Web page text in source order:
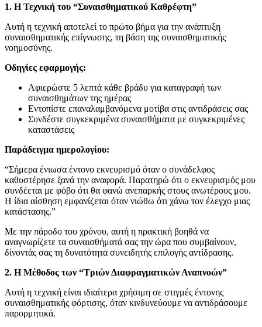
1. Η Τεχνική του “Συναισθηματικού Καθρέφτη”
Αυτή η τεχνική αποτελεί το πρώτο βήμα για την ανάπτυξη
συναισθηματικής επίγνωσης, τη βάση της συναισθηματικής
νοημοσύνης.
Οδηγίες εφαρμογής:
Αφιερώστε 5 λεπτά κάθε βράδυ για καταγραφή των
συναισθημάτων της ημέρας
Εντοπίστε επαναλαμβανόμενα μοτίβα στις αντιδράσεις σας
Συνδέστε συγκεκριμένα συναισθήματα με συγκεκριμένες
καταστάσεις
Παράδειγμα ημερολογίου:
“Σήμερα ένιωσα έντονο εκνευρισμό όταν ο συνάδελφος
καθυστέρησε ξανά την αναφορά. Παρατηρώ ότι ο εκνευρισμός μου
συνδέεται με φόβο ότι θα φανώ ανεπαρκής στους ανωτέρους μου.
Η ίδια αίσθηση εμφανίζεται όταν νιώθω ότι χάνω τον έλεγχο μιας
κατάστασης.”
Με την πάροδο του χρόνου, αυτή η πρακτική βοηθά να
αναγνωρίζετε τα συναισθήματά σας την ώρα που συμβαίνουν,
δίνοντάς σας τη δυνατότητα συνειδητής επιλογής αντίδρασης.
2. Η Μέθοδος των “Τριών Διαφραγματικών Αναπνοών”
Αυτή η τεχνική είναι ιδιαίτερα χρήσιμη σε στιγμές έντονης
συναισθηματικής φόρτισης, όταν κινδυνεύουμε να αντιδράσουμε
παρορμητικά.